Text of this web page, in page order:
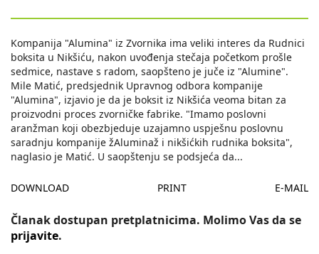
Kompanija "Alumina" iz Zvornika ima veliki interes da Rudnici
boksita u Nikšiću, nakon uvođenja stečaja početkom prošle
sedmice, nastave s radom, saopšteno je juče iz "Alumine".
Mile Matić, predsjednik Upravnog odbora kompanije
"Alumina", izjavio je da je boksit iz Nikšića veoma bitan za
proizvodni proces zvorničke fabrike. "Imamo poslovni
aranžman koji obezbjeduje uzajamno uspješnu poslovnu
saradnju kompanije žAluminaž i nikšićkih rudnika boksita",
naglasio je Matić. U saopštenju se podsjeća da...
DOWNLOAD PRINT E-MAIL
Članak dostupan pretplatnicima. Molimo Vas da se
prijavite.